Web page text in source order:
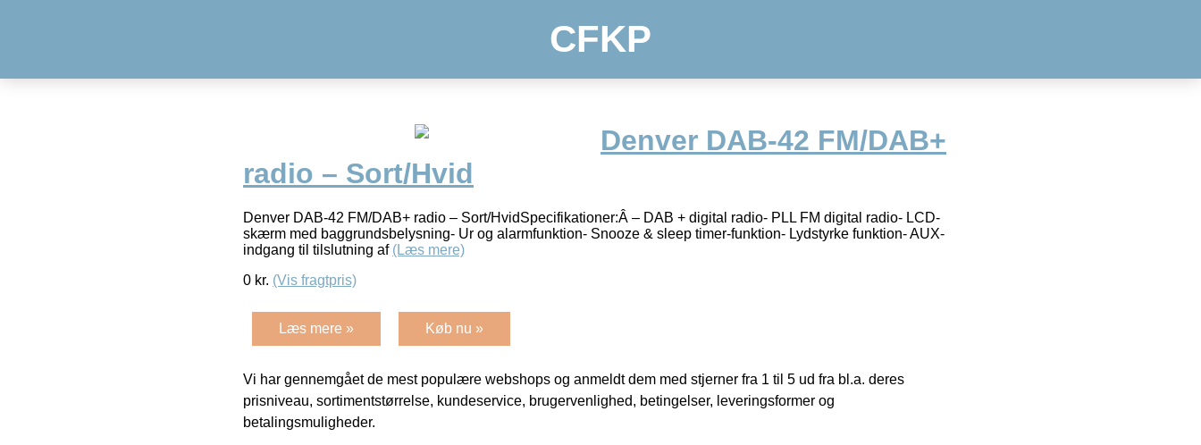
CFKP
Denver DAB-42 FM/DAB+
radio – Sort/Hvid
Denver DAB-42 FM/DAB+ radio – Sort/HvidSpecifikationer:Â – DAB + digital radio- PLL FM digital radio- LCD-
skærm med baggrundsbelysning- Ur og alarmfunktion- Snooze & sleep timer-funktion- Lydstyrke funktion- AUX-
indgang til tilslutning af (Læs mere)
0 kr. (Vis fragtpris)
Læs mere » Køb nu »
Vi har gennemgået de mest populære webshops og anmeldt dem med stjerner fra 1 til 5 ud fra bl.a. deres
prisniveau, sortimentstørrelse, kundeservice, brugervenlighed, betingelser, leveringsformer og
betalingsmuligheder.